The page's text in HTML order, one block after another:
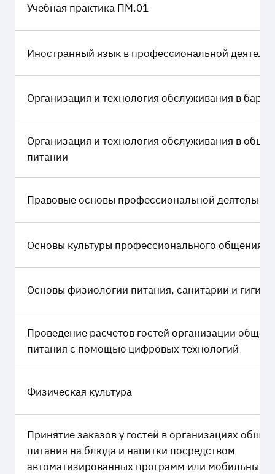
Учебная практика ПМ.01
Иностранный язык в профессиональной
Организация и технология обслуживания в
Организация и технология обслуживания в
питании
Правовые основы профессиональной
Основы культуры профессионального общения
Основы физиологии питания, санитарии и
Проведение расчетов гостей организации
питания с помощью цифровых технологий
Физическая культура
Принятие заказов у гостей в организациях
питания на блюда и напитки посредством
автоматизированных программ или мобильных